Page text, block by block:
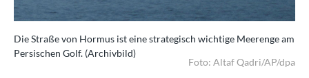
Die Straße von Hormus ist eine strategisch wichtige Meerenge am
Persischen Golf. (Archivbild)
Foto: Altaf Qadri/AP/dpa